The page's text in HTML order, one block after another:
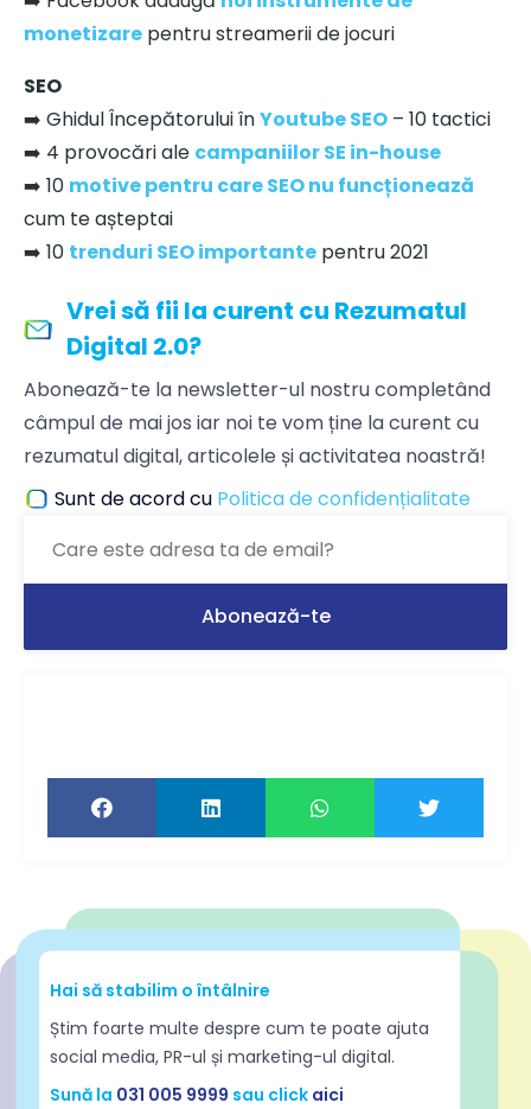
monetizare pentru streamerii de jocuri
SEO
➡️ Ghidul Începătorului înYoutube SEO – 10 tactici
➡️ 4 provocări ale campaniilor SE in-house
➡️ 10 motive pentru care SEO nu funcționează
cum te așteptai
➡️ 10 trenduri SEO importante pentru 2021
Vrei să fii la curent cu Rezumatul
Digital 2.0?
Abonează-te la newsletter-ul nostru completând
câmpul de mai jos iar noi te vom ține la curent cu
rezumatul digital, articolele și activitatea noastră!
Sunt de acord cu Politica de confidențialitate
Hai să stabilim o întâlnire
Știm foarte multe despre cum te poate ajuta
social media, PR-ul și marketing-ul digital.
Sună la 031 005 9999 sau click aici